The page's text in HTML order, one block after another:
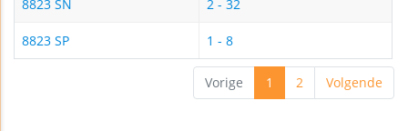
8823 SN 2 - 32
8823 SP 1 - 8
Vorige 1 2 Volgende